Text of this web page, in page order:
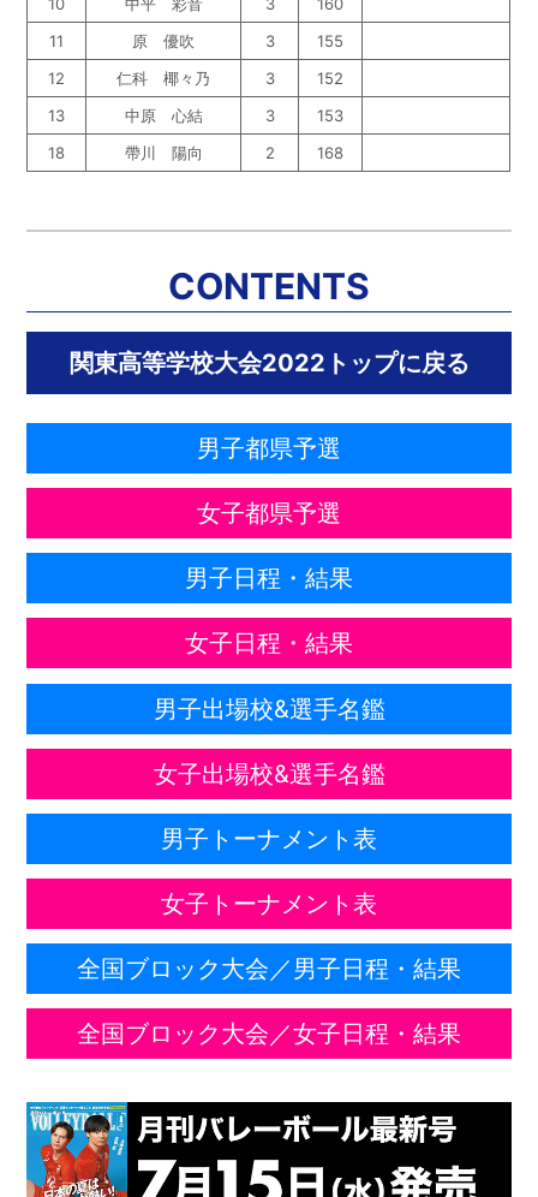
11
原 優吹 3
155
12
仁科 椰々乃 3
152
13
中原 心結 3
153
18
帶川 陽向 2 168
CONTENTS
関東高等学校大会2022トップに戻る
男子都県予選
女子都県予選
男子日程・結果
女子日程・結果
男子出場校&選手名鑑
女子出場校&選手名鑑
男子トーナメント表
女子トーナメント表
全国ブロック大会／男子日程・結果
全国ブロック大会／女子日程・結果